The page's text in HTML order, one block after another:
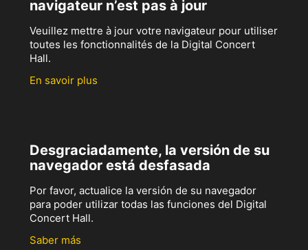
navigateur n’est pas à jour
Veuillez mettre à jour votre navigateur pour utiliser
toutes les fonctionnalités de la Digital Concert
Hall.
En savoir plus
Desgraciadamente, la versión de su
navegador está desfasada
Por favor, actualice la versión de su navegador
para poder utilizar todas las funciones del Digital
Concert Hall.
Saber más